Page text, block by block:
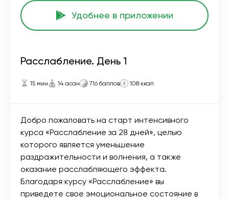
Удобнее в приложении
Расслабление. День 1
15 мин 14 асан 716 баллов 108 ккал
Добро пожаловать на старт интенсивного
курса «Расслабление за 28 дней», целью
которого является уменьшение
раздражительности и волнения, а также
оказание расслабляющего эффекта.
Благодаря курсу «Расслабление» вы
приведете свое эмоциональное состояние в